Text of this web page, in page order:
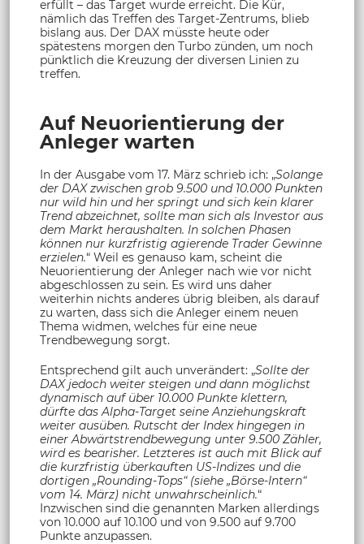
erfüllt – das Target wurde erreicht. Die Kür,
nämlich das Treffen des Target-Zentrums, blieb
bislang aus. Der DAX müsste heute oder
spätestens morgen den Turbo zünden, um noch
pünktlich die Kreuzung der diversen Linien zu
treffen.
Auf Neuorientierung der
Anleger warten
In der Ausgabe vom 17. März schrieb ich: „Solange
der DAX zwischen grob 9.500 und 10.000 Punkten
nur wild hin und her springt und sich kein klarer
Trend abzeichnet, sollte man sich als Investor aus
dem Markt heraushalten. In solchen Phasen
können nur kurzfristig agierende Trader Gewinne
erzielen.“ Weil es genauso kam, scheint die
Neuorientierung der Anleger nach wie vor nicht
abgeschlossen zu sein. Es wird uns daher
weiterhin nichts anderes übrig bleiben, als darauf
zu warten, dass sich die Anleger einem neuen
Thema widmen, welches für eine neue
Trendbewegung sorgt.
Entsprechend gilt auch unverändert: „Sollte der
DAX jedoch weiter steigen und dann möglichst
dynamisch auf über 10.000 Punkte klettern,
dürfte das Alpha-Target seine Anziehungskraft
weiter ausüben. Rutscht der Index hingegen in
einer Abwärtstrendbewegung unter 9.500 Zähler,
wird es bearisher. Letzteres ist auch mit Blick auf
die kurzfristig überkauften US-Indizes und die
dortigen „Rounding-Tops“ (siehe „Börse-Intern“
vom 14. März) nicht unwahrscheinlich.“
Inzwischen sind die genannten Marken allerdings
von 10.000 auf 10.100 und von 9.500 auf 9.700
Punkte anzupassen.